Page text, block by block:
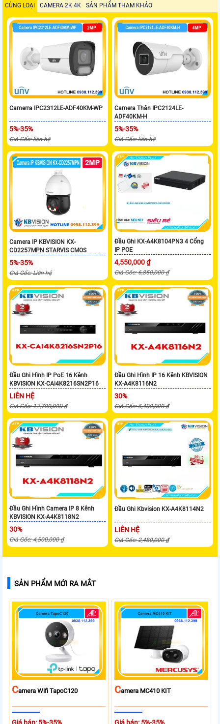
CÙNG LOẠI CAMERA 2K 4K SẢN PHẨM THAM KHẢO
Camerra IPC2312LE-ADF40KM-WP
5%-35%
Giá Gốc: liên hệ
Camera Thân IPC2124LE-
ADF40KM-H
5%-35%
Giá Gốc: liên hệ
Camera IP KBVISION KX-
CD2257MPN STARVIS CMOS
5%-35%
Giá Gốc: Liên hệ
Đầu Ghi KX-A4K8104PN3 4 Cổng
IP POE
4,550,000 ₫
Giá Gốc: 6,850,000 ₫
Đầu Ghi Hình IP PoE 16 Kênh
KBVISION KX-CAi4K8216SN2P16
LIÊN HỆ
Giá Gốc: 17,700,000 ₫
Đầu Ghi Hình IP 16 Kênh KBVISION
KX-A4K8116N2
30%
Giá Gốc: 5,400,000 ₫
Đầu Ghi Hình Camera IP 8 Kênh
KBVISION KX-A4K8118N2
30%
Giá Gốc: 4,500,000 ₫
Đầu Ghi Kbvision KX-A4K8114N2
LIÊN HỆ
Giá Gốc: 2,480,000 ₫
SẢN PHẨM MỚI RA MẮT
CAmera Wifi TapoC120
Giá bán: 5%-35%
CAmera MC410 KIT
Giá bán: 5%-35%